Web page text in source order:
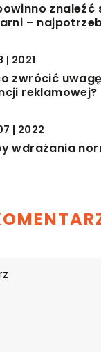
znaleźć
–
| 2021
zwrócić
reklamowej?
| 2022
wdrażania